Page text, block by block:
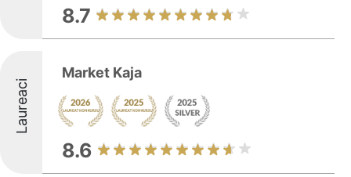
8.7
Laureaci
Market Kaja
8.6